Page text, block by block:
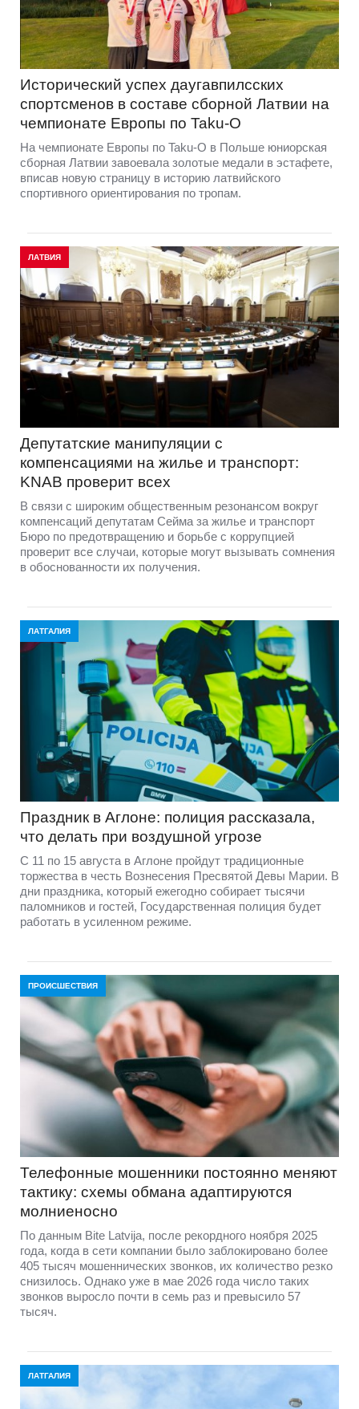
Исторический успех даугавпилсских
спортсменов в составе сборной Латвии на
чемпионате Европы по Taku-O
На чемпионате Европы по Taku-O в Польше юниорская
сборная Латвии завоевала золотые медали в эстафете,
вписав новую страницу в историю латвийского
спортивного ориентирования по тропам.
ЛАТВИЯ
Депутатские манипуляции с
компенсациями на жилье и транспорт:
KNAB проверит всех
В связи с широким общественным резонансом вокруг
компенсаций депутатам Сейма за жилье и транспорт
Бюро по предотвращению и борьбе с коррупцией
проверит все случаи, которые могут вызывать сомнения
в обоснованности их получения.
ЛАТГАЛИЯ
Праздник в Аглоне: полиция рассказала,
что делать при воздушной угрозе
С 11 по 15 августа в Аглоне пройдут традиционные
торжества в честь Вознесения Пресвятой Девы Марии. В
дни праздника, который ежегодно собирает тысячи
паломников и гостей, Государственная полиция будет
работать в усиленном режиме.
ПРОИСШЕСТВИЯ
Телефонные мошенники постоянно меняют
тактику: схемы обмана адаптируются
молниеносно
По данным Bite Latvija, после рекордного ноября 2025
года, когда в сети компании было заблокировано более
405 тысяч мошеннических звонков, их количество резко
снизилось. Однако уже в мае 2026 года число таких
звонков выросло почти в семь раз и превысило 57
тысяч.
ЛАТГАЛИЯ